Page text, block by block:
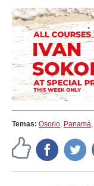
Temas: Osorio, Panamá,